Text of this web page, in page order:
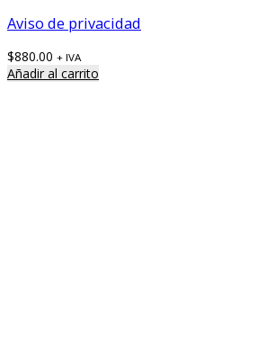
Aviso de privacidad
$880.00 + IVA
Añadir al carrito